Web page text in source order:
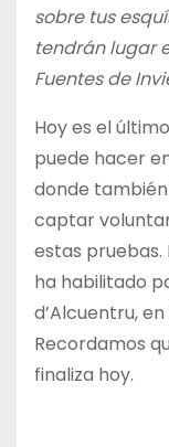
sobre tus
tendrán lugar
Fuentes de
Hoy es el
puede hacer
donde
captar
estas pruebas.
ha habilitado
d’Alcuentru, en
Recordamos
finaliza hoy.